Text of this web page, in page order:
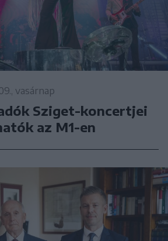
vasárnap
Sziget-koncertjei
az M1-en